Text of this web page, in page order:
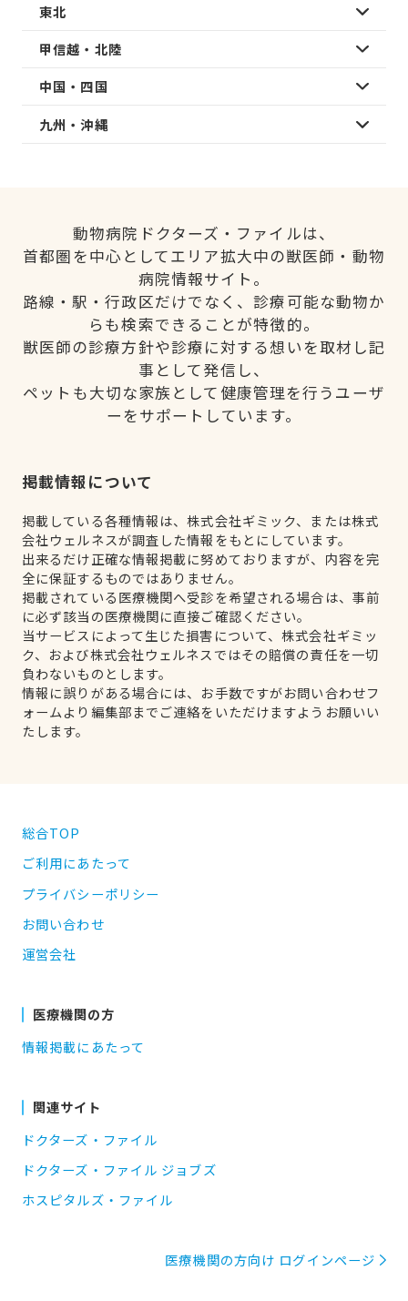
東北
甲信越・北陸
中国・四国
九州・沖縄
動物病院ドクターズ・ファイルは、
首都圏を中心としてエリア拡大中の獣医師・動物
病院情報サイト。
路線・駅・行政区だけでなく、診療可能な動物か
らも検索できることが特徴的。
獣医師の診療方針や診療に対する想いを取材し記
事として発信し、
ペットも大切な家族として健康管理を行うユーザ
ーをサポートしています。
掲載情報について
掲載している各種情報は、株式会社ギミック、または株式
会社ウェルネスが調査した情報をもとにしています。
出来るだけ正確な情報掲載に努めておりますが、内容を完
全に保証するものではありません。
掲載されている医療機関へ受診を希望される場合は、事前
に必ず該当の医療機関に直接ご確認ください。
当サービスによって生じた損害について、株式会社ギミッ
ク、および株式会社ウェルネスではその賠償の責任を一切
負わないものとします。
情報に誤りがある場合には、お手数ですがお問い合わせフ
ォームより編集部までご連絡をいただけますようお願いい
たします。
総合TOP
ご利用にあたって
プライバシーポリシー
お問い合わせ
運営会社
医療機関の方
情報掲載にあたって
関連サイト
ドクターズ・ファイル
ドクターズ・ファイル ジョブズ
ホスピタルズ・ファイル
医療機関の方向け ログインページ